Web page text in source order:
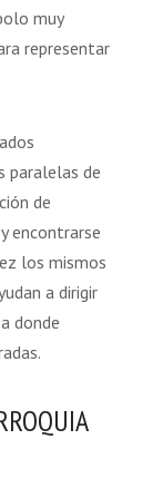
muy
representar
paralelas de
de
encontrarse
los mismos
a dirigir
donde